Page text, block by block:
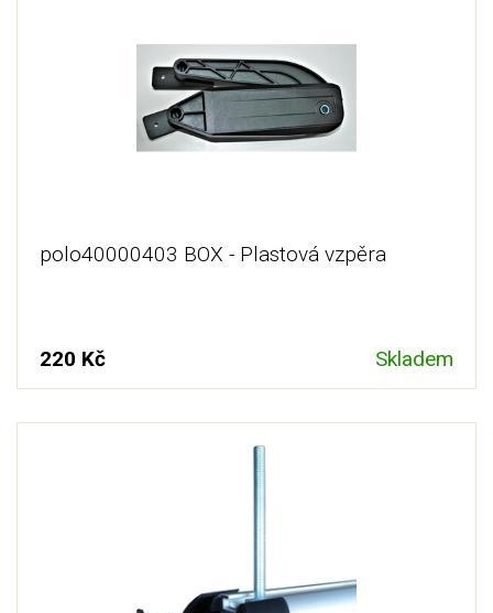
polo40000403 BOX - Plastová vzpěra
220 Kč Skladem